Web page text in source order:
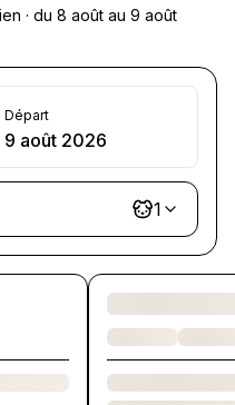
· du 8 août au 9 août
Départ
9 août 2026
1
formules…